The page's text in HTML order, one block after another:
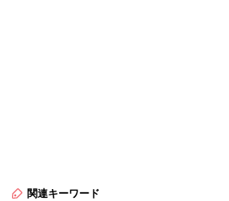
関連キーワード